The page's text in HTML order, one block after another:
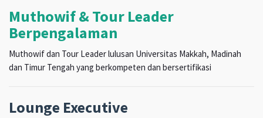
Muthowif & Tour Leader
Berpengalaman
Muthowif dan Tour Leader lulusan Universitas Makkah, Madinah
dan Timur Tengah yang berkompeten dan bersertifikasi
Lounge Executive